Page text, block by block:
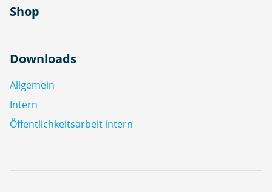
Shop
Downloads
Allgemein
Intern
Öffentlichkeitsarbeit intern